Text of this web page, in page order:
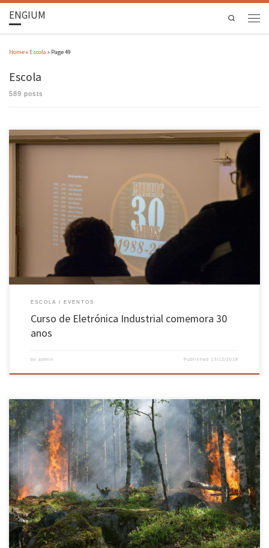
ENGIUM Search
Home» Escola » Page 49
Escola
589 posts
Decorreram no dia 12 de dezembro, no Campus de Azurém, as comemorações dos 30 anos do
curso de Eletrónica Industrial da EEUM, atualmente denominado Mestrado Integrado em
Engenharia Eletrónica Industrial e de Computadores, e contou com a presença de alunos,
alumni, docentes e antigos professores. Foi de casa cheia que […]
ESCOLA EVENTOS
Curso de Eletrónica Industrial comemora 30
anos
by admin Published 13/12/2018
Projeto conjunto do ICS e da Escola de Engenharia, constitui a primeira licenciatura na área
da Proteção Civil e Gestão do Território a funcionar no ensino universitário público de
Portugal continental e arrancou este ano letivo com 20 alunos. Teve lugar no dia 28 de
novembro, a Conferência Inaugural da […]